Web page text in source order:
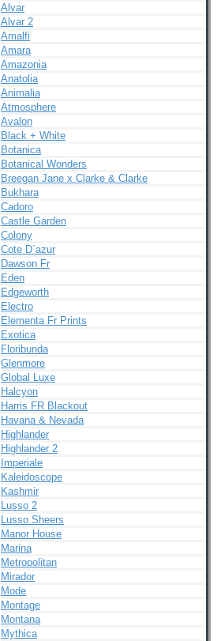
Alvar
Alvar 2
Amalfi
Amara
Amazonia
Anatolia
Animalia
Atmosphere
Avalon
Black + White
Botanica
Botanical Wonders
Breegan Jane x Clarke & Clarke
Bukhara
Cadoro
Castle Garden
Colony
Cote D`azur
Dawson Fr
Eden
Edgeworth
Electro
Elementa Fr Prints
Exotica
Floribunda
Glenmore
Global Luxe
Halcyon
Harris FR Blackout
Havana & Nevada
Highlander
Highlander 2
Imperiale
Kaleidoscope
Kashmir
Lusso 2
Lusso Sheers
Manor House
Marina
Metropolitan
Mirador
Mode
Montage
Montana
Mythica